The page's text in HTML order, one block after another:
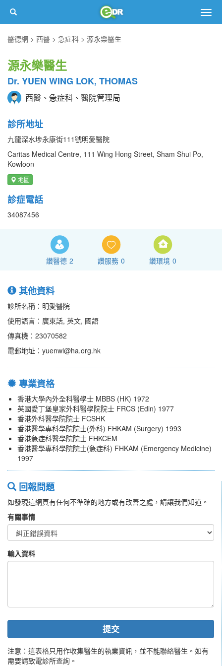
醫德網
西醫 急症科 源永樂醫生
源永樂醫生
Dr. YUEN WING LOK, THOMAS
西醫、急症科、醫院管理局
診所地址
九龍深水埗永康街111號明愛醫院
Caritas Medical Centre, 111 Wing Hong Street, Sham Shui Po,
Kowloon
地圖
診症電話
34087456
讚醫德 2 讚服務 0 讚環境 0
其他資料
診所名稱：明愛醫院
使用語言：廣東話, 英文, 國語
傳真機：23070582
電郵地址：yuenwl@ha.org.hk
專業資格
香港大學內外全科醫學士 MBBS (HK) 1972
英國愛丁堡皇家外科醫學院院士 FRCS (Edin) 1977
香港外科醫學院院士 FCSHK
香港醫學專科學院院士(外科) FHKAM (Surgery) 1993
香港急症科醫學院院士 FHKCEM
香港醫學專科學院院士(急症科) FHKAM (Emergency Medicine)
1997
回報問題
如發現這網頁有任何不準確的地方或有改善之處，請讓我們知道。
有關事情
輸入資料
提交
注意：這表格只用作收集醫生的執業資訊，並不能聯絡醫生。如有
需要請致電診所查詢。